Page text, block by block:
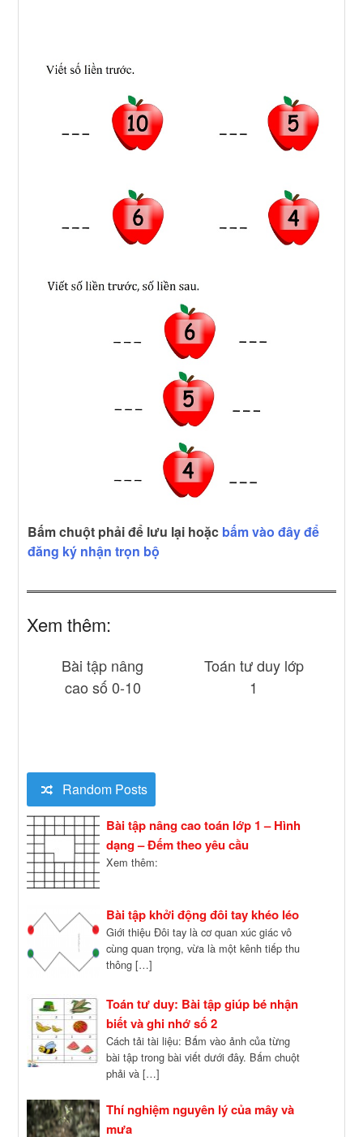
Bấm chuột phải để lưu lại hoặc bấm vào đây để
đăng ký nhận trọn bộ
Xem thêm:
Bài tập nâng
cao số 0-10
Toán tư duy lớp
1
Random Posts
Bài tập nâng cao toán lớp 1 – Hình
dạng – Đếm theo yêu cầu
Xem thêm:
Bài tập khởi động đôi tay khéo léo
Giới thiệu Đôi tay là cơ quan xúc giác vô
cùng quan trọng, vừa là một kênh tiếp thu
thông […]
Toán tư duy: Bài tập giúp bé nhận
biết và ghi nhớ số 2
Cách tải tài liệu: Bấm vào ảnh của từng
bài tập trong bài viết dưới đây. Bấm chuột
phải và […]
Thí nghiệm nguyên lý của mây và
mưa